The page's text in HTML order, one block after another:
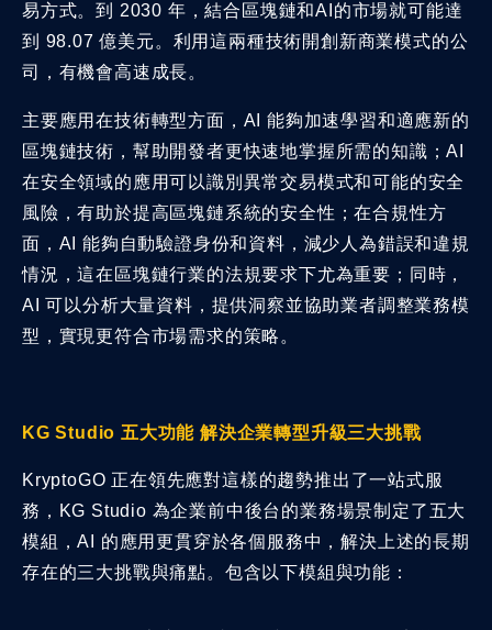
易方式。到 2030 年，結合區塊鏈和AI的市場就可能達
到 98.07 億美元。利用這兩種技術開創新商業模式的公
司，有機會高速成長。
主要應用在技術轉型方面，AI 能夠加速學習和適應新的
區塊鏈技術，幫助開發者更快速地掌握所需的知識；AI
在安全領域的應用可以識別異常交易模式和可能的安全
風險，有助於提高區塊鏈系統的安全性；在合規性方
面，AI 能夠自動驗證身份和資料，減少人為錯誤和違規
情況，這在區塊鏈行業的法規要求下尤為重要；同時，
AI 可以分析大量資料，提供洞察並協助業者調整業務模
型，實現更符合市場需求的策略。
KG Studio 五大功能 解決企業轉型升級三大挑戰
KryptoGO 正在領先應對這樣的趨勢推出了一站式服
務，KG Studio 為企業前中後台的業務場景制定了五大
模組，AI 的應用更貫穿於各個服務中，解決上述的長期
存在的三大挑戰與痛點。包含以下模組與功能：